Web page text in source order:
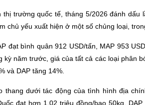
trường quốc tế, tháng 5/2026 đánh
chủ yếu xuất hiện ở một số chủng loại,
đạt bình quân 912 USD/tấn, MAP 953
kỳ năm trước, giá của tất cả các loại phân
và DAP tăng 14%.
thang dưới tác động của tình hình địa
đạt hơn 1,02 triệu đồng/bao 50kg,